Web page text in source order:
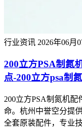
行业资讯 2026年06月
200立方PSA制氮
点-200立方psa制
200立方PSA制氮机
命。杭州中誉空分提
全套原装配件，专业